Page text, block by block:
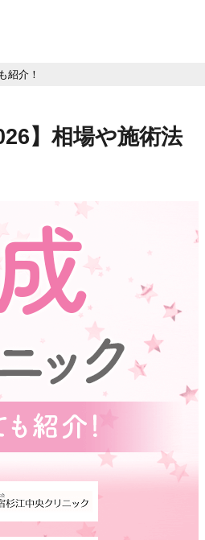
紹介！
】相場や施術法